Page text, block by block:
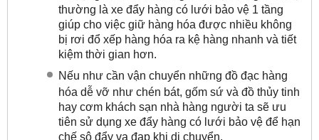
thường là xe đẩy hàng có lưới bảo vệ 1 tầng
giúp cho việc giữ hàng hóa được nhiều không
bị rơi đổ xếp hàng hóa ra kệ hàng nhanh và tiết
kiệm thời gian hơn.
Nếu như cần vận chuyển những đồ đạc hàng
hóa dễ vỡ như chén bát, gốm sứ và đồ thủy tinh
hay cơm khách sạn nhà hàng người ta sẽ ưu
tiên sử dụng xe đẩy hàng có lưới bảo vệ để hạn
chế sô đẩy va đạp khi di chuyển.